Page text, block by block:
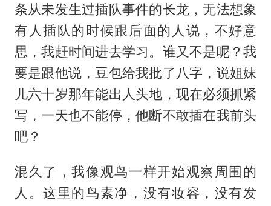
条从未发生过插队事件的长龙，无法想象
有人插队的时候跟后面的人说，不好意
思，我赶时间进去学习。谁又不是呢？我
要是跟他说，豆包给我批了八字，说姐妹
儿六十岁那年能出人头地，现在必须抓紧
写，一天也不能停，他断不敢插在我前头
吧？
混久了，我像观鸟一样开始观察周围的
人。这里的鸟素净，没有妆容，没有发